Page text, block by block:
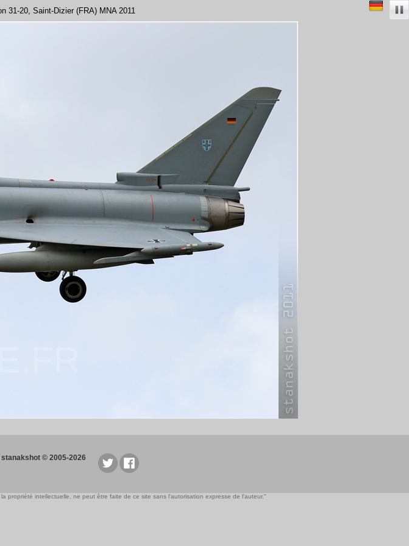
31-20, Saint-Dizier (FRA) MNA 2011
stanakshot © 2005-2026
propriété intellectuelle, ne peut être faite de ce site sans l'autorisation expresse de l'auteur."